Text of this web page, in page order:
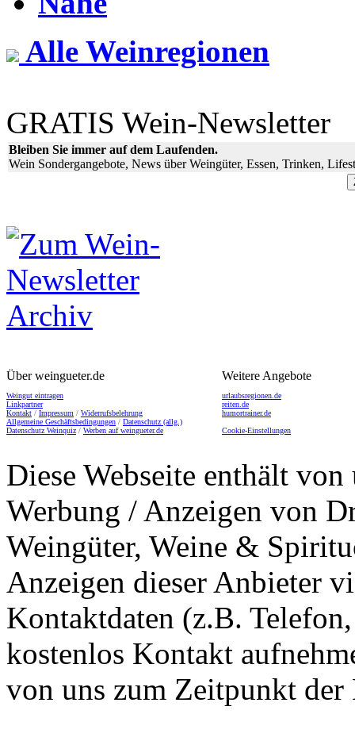
Alle Weinregionen
GRATIS Wein-Newsletter
Bleiben Sie immer auf dem Laufenden.
Wein Sondergangebote, News über Weingüter, Essen, Trinken,
Über weingueter.de
Weingut eintragen
Linkpartner
Kontakt / Impressum / Widerrufsbelehrung
Allgemeine Geschäftsbedingungen / Datenschutz (allg.)
Datenschutz Weinquiz / Werben auf weingueter.de
Weitere Angebote
urlaubsregionen.de
reiten.de
humortrainer.de
Cookie-Einstellungen
Diese Webseite enthält
Werbung / Anzeigen von
Weingüter, Weine &
Anzeigen dieser Anbieter
Kontaktdaten (z.B.
kostenlos Kontakt
von uns zum Zeitpunkt